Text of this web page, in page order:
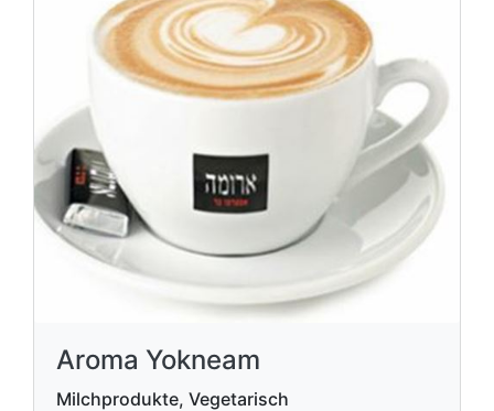
Aroma Yokneam
Milchprodukte, Vegetarisch